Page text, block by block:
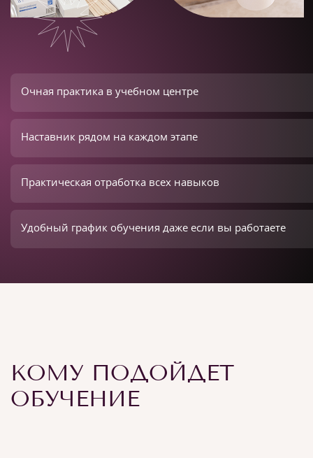
Очная практика в учебном центре
Наставник рядом на каждом этапе
Практическая отработка всех навыков
Удобный график обучения даже если вы работаете
КОМУ ПОДОЙДЕТ
ОБУЧЕНИЕ